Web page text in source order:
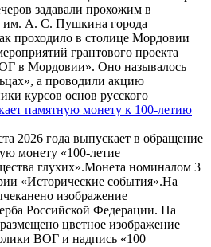
задавали прохожим в
им. А. С. Пушкина города
проходило в столице Мордовии
грантового проекта
в Мордовии». Оно называлось
а проводили акцию
курсов основ русского
памятную монету к 100-летию
2026 года выпускает в обращение
монету «100-летие
глухих».Монета номиналом 3
«Исторические события».На
изображение
Российской Федерации. На
цветное изображение
ВОГ и надпись «100